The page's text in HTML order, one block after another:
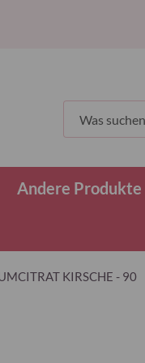
Suchen
Andere Produkte
KIRSCHE - 90